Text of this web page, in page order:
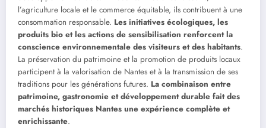
l’agriculture locale et le commerce équitable, ils contribuent à une
consommation responsable. Les initiatives écologiques, les
produits bio et les actions de sensibilisation renforcent la
conscience environnementale des visiteurs et des habitants.
La préservation du patrimoine et la promotion de produits locaux
participent à la valorisation de Nantes et à la transmission de ses
traditions pour les générations futures. La combinaison entre
patrimoine, gastronomie et développement durable fait des
marchés historiques Nantes une expérience complète et
enrichissante.